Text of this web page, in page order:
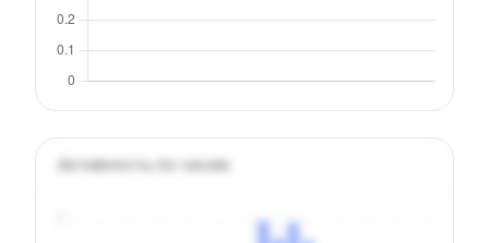
Активность по часам